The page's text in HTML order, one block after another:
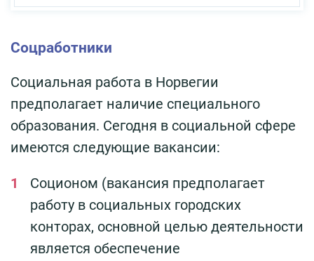
Соцработники
Социальная работа в Норвегии
предполагает наличие специального
образования. Сегодня в социальной сфере
имеются следующие вакансии:
Соционом (вакансия предполагает
работу в социальных городских
конторах, основной целью деятельности
является обеспечение